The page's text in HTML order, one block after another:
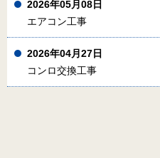
2026年05月08日
エアコン工事
2026年04月27日
コンロ交換工事